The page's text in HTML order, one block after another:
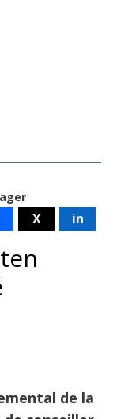
X in
de la